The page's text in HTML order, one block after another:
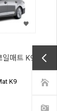
매트 K9
K9